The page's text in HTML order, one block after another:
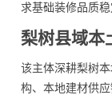
求基础装修品质稳
梨树县域本
该主体深耕梨树
构、本地建材供